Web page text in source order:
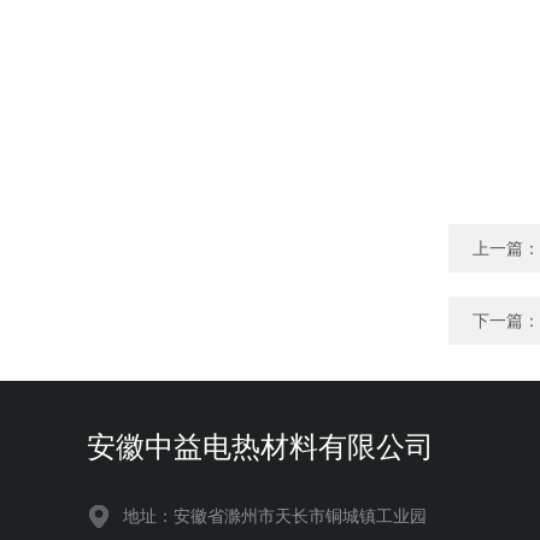
上一篇：
下一篇：
安徽中益电热材料有限公司
地址：安徽省滁州市天长市铜城镇工业园